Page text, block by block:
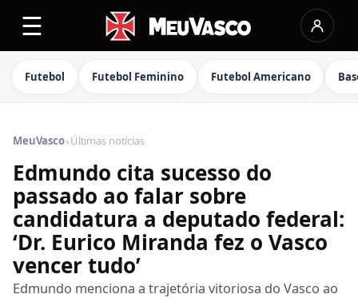
☰
Futebol Futebol Feminino Futebol Americano
MeuVasco›Últimas notícias
Edmundo cita sucesso do
passado ao falar sobre
candidatura a deputado federal:
‘Dr. Eurico Miranda fez o Vasco
vencer tudo’
Edmundo menciona a trajetória vitoriosa do Vasco ao